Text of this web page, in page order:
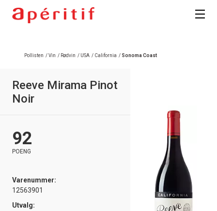
Pollisten /Vin / Rødvin / USA / California / Sonoma Coast
Reeve Mirama Pinot
Noir
92
POENG
Varenummer:
12563901
Utvalg: